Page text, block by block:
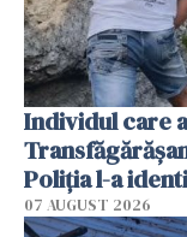
Individul care
Poliția l-a
07 AUGUST 2026